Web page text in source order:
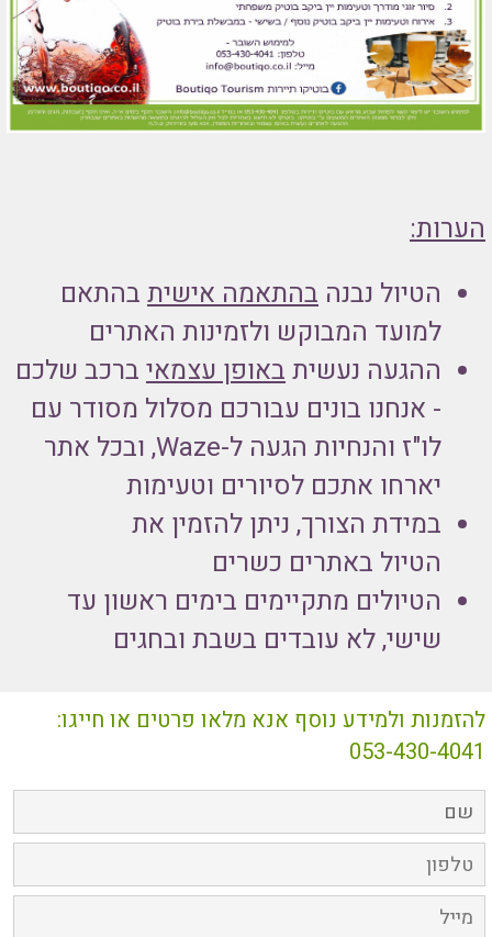
הערות:
הטיול נבנה בהתאמה אישית בהתאם
למועד המבוקש ולזמינות האתרים
ההגעה נעשיתבאופן עצמאי ברכב שלכם
- אנחנו בונים עבורכם מסלול מסודר עם
לו"ז והנחיות הגעה ל-Waze, ובכל אתר
יארחו אתכם לסיורים וטעימות
במידת הצורך, ניתן להזמין את
הטיול באתרים כשרים
הטיולים מתקיימים בימים ראשון עד
שישי, לא עובדים בשבת ובחגים